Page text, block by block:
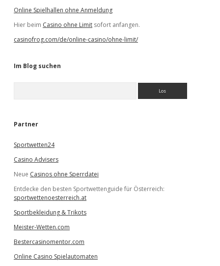
Online Spielhallen ohne Anmeldung
Hier beim Casino ohne Limit sofort anfangen.
casinofrog.com/de/online-casino/ohne-limit/
Im Blog suchen
e
Partner
Sportwetten24
Casino Advisers
Neue Casinos ohne Sperrdatei
Entdecke den besten Sportwettenguide für Österreich:
sportwettenoesterreich.at
Sportbekleidung & Trikots
Meister-Wetten.com
Bestercasinomentor.com
Online Casino Spielautomaten